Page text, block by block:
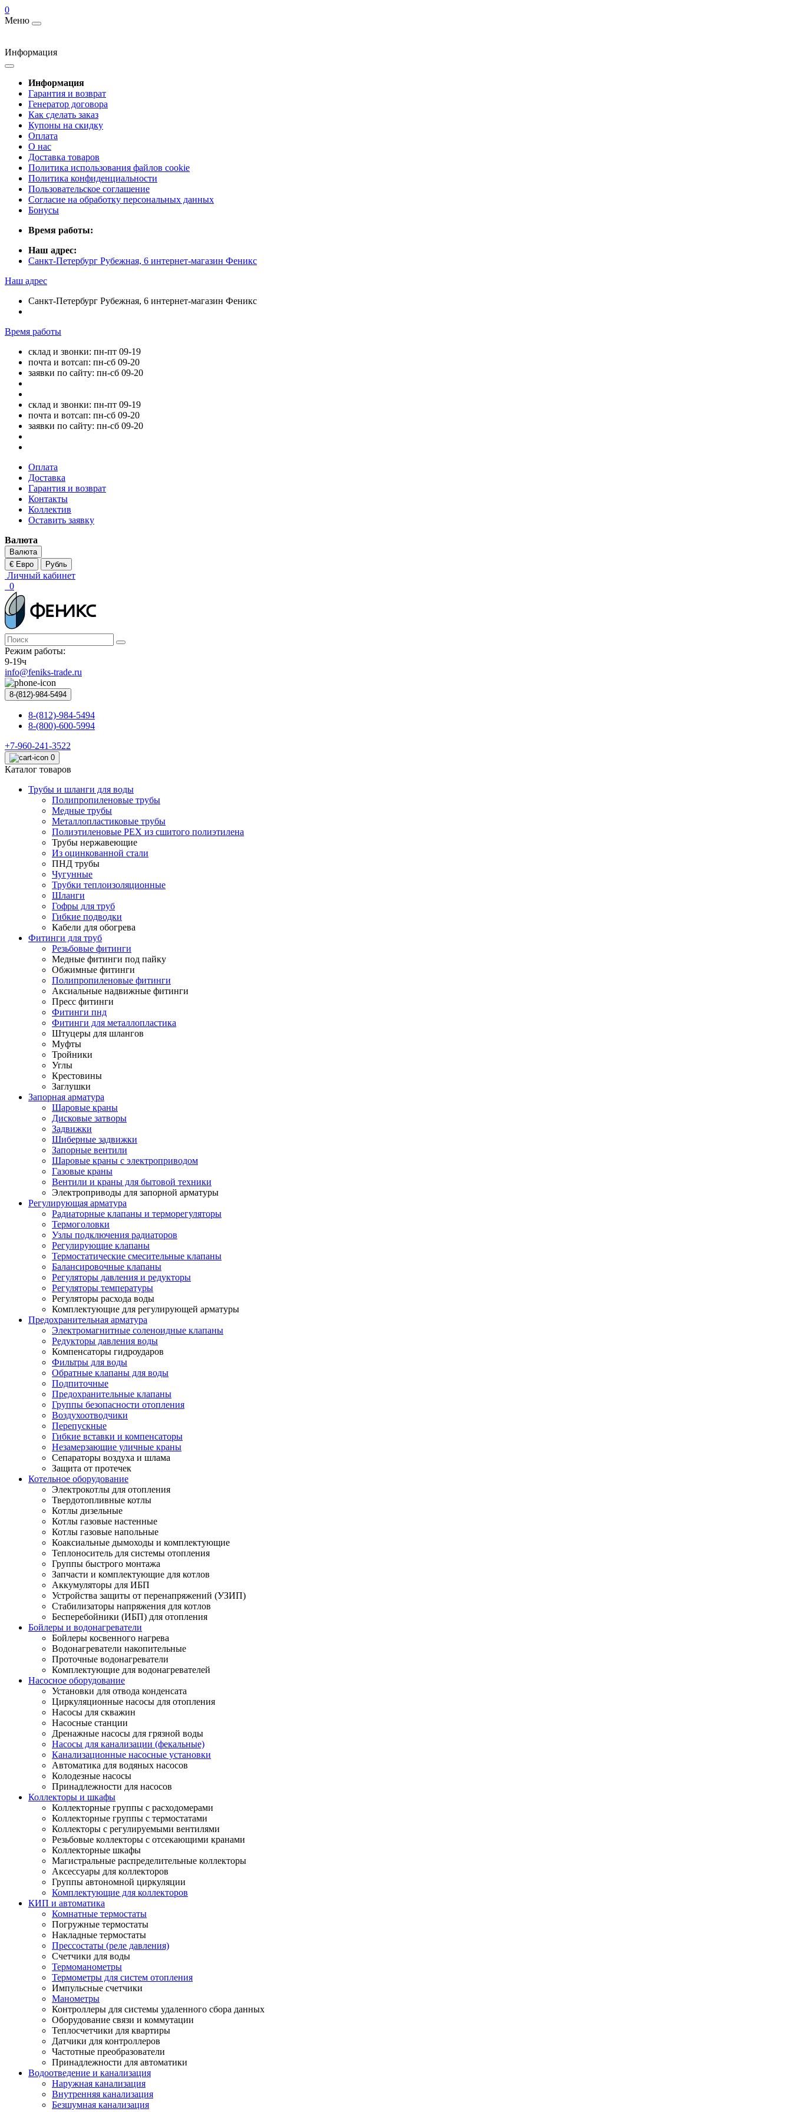
0
Меню
Информация
Информация
Гарантия и возврат
Генератор договора
Как сделать заказ
Купоны на скидку
Оплата
О нас
Доставка товаров
Политика использования файлов cookie
Политика конфиденциальности
Пользовательское соглашение
Согласие на обработку персональных данных
Бонусы
Время работы:
Наш адрес:
Санкт-Петербург Рубежная, 6 интернет-магазин Феникс
Наш адрес
Санкт-Петербург Рубежная, 6 интернет-магазин Феникс
Время работы
склад и звонки: пн-пт 09-19
почта и вотсап: пн-сб 09-20
заявки по сайту: пн-сб 09-20
склад и звонки: пн-пт 09-19
почта и вотсап: пн-сб 09-20
заявки по сайту: пн-сб 09-20
Оплата
Доставка
Гарантия и возврат
Контакты
Коллектив
Оставить заявку
Валюта
Валюта
€ Евро
Рубль
Личный кабинет
0
Режим работы:
9-19ч
info@feniks-trade.ru
8-(812)-984-5494
8-(812)-984-5494
8-(800)-600-5994
+7-960-241-3522
0
Каталог товаров
Трубы и шланги для воды
Полипропиленовые трубы
Медные трубы
Металлопластиковые трубы
Полиэтиленовые PEX из сшитого полиэтилена
Трубы нержавеющие
Из оцинкованной стали
ПНД трубы
Чугунные
Трубки теплоизоляционные
Шланги
Гофры для труб
Гибкие подводки
Кабели для обогрева
Фитинги для труб
Резьбовые фитинги
Медные фитинги под пайку
Обжимные фитинги
Полипропиленовые фитинги
Аксиальные надвижные фитинги
Пресс фитинги
Фитинги пнд
Фитинги для металлопластика
Штуцеры для шлангов
Муфты
Тройники
Углы
Крестовины
Заглушки
Запорная арматура
Шаровые краны
Дисковые затворы
Задвижки
Шиберные задвижки
Запорные вентили
Шаровые краны с электроприводом
Газовые краны
Вентили и краны для бытовой техники
Электроприводы для запорной арматуры
Регулирующая арматура
Радиаторные клапаны и терморегуляторы
Термоголовки
Узлы подключения радиаторов
Регулирующие клапаны
Термостатические смесительные клапаны
Балансировочные клапаны
Регуляторы давления и редукторы
Регуляторы температуры
Регуляторы расхода воды
Комплектующие для регулирующей арматуры
Предохранительная арматура
Электромагнитные соленоидные клапаны
Редукторы давления воды
Компенсаторы гидроударов
Фильтры для воды
Обратные клапаны для воды
Подпиточные
Предохранительные клапаны
Группы безопасности отопления
Воздухоотводчики
Перепускные
Гибкие вставки и компенсаторы
Незамерзающие уличные краны
Сепараторы воздуха и шлама
Защита от протечек
Котельное оборудование
Электрокотлы для отопления
Твердотопливные котлы
Котлы дизельные
Котлы газовые настенные
Котлы газовые напольные
Коаксиальные дымоходы и комплектующие
Теплоноситель для системы отопления
Группы быстрого монтажа
Запчасти и комплектующие для котлов
Аккумуляторы для ИБП
Устройства защиты от перенапряжений (УЗИП)
Стабилизаторы напряжения для котлов
Бесперебойники (ИБП) для отопления
Бойлеры и водонагреватели
Бойлеры косвенного нагрева
Водонагреватели накопительные
Проточные водонагреватели
Комплектующие для водонагревателей
Насосное оборудование
Установки для отвода конденсата
Циркуляционные насосы для отопления
Насосы для скважин
Насосные станции
Дренажные насосы для грязной воды
Насосы для канализации (фекальные)
Канализационные насосные установки
Автоматика для водяных насосов
Колодезные насосы
Принадлежности для насосов
Коллекторы и шкафы
Коллекторные группы с расходомерами
Коллекторные группы с термостатами
Коллекторы с регулируемыми вентилями
Резьбовые коллекторы с отсекающими кранами
Коллекторные шкафы
Магистральные распределительные коллекторы
Аксессуары для коллекторов
Группы автономной циркуляции
Комплектующие для коллекторов
КИП и автоматика
Комнатные термостаты
Погружные термостаты
Накладные термостаты
Прессостаты (реле давления)
Счетчики для воды
Термоманометры
Термометры для систем отопления
Импульсные счетчики
Манометры
Контроллеры для системы удаленного сбора данных
Оборудование связи и коммутации
Теплосчетчики для квартиры
Датчики для контроллеров
Частотные преобразователи
Принадлежности для автоматики
Водоотведение и канализация
Наружная канализация
Внутренняя канализация
Безшумная канализация